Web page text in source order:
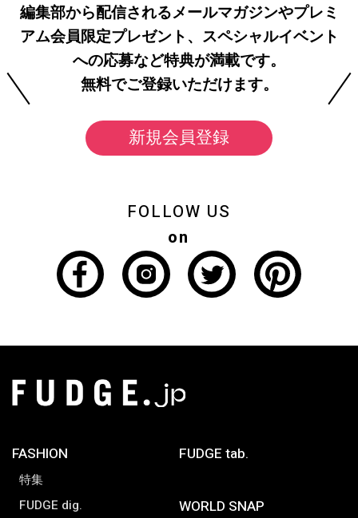
編集部から配信されるメールマガジンやプレミ
アム会員限定プレゼント、スペシャルイベント
への応募など特典が満載です。
無料でご登録いただけます。
新規会員登録
FOLLOW US
on
FASHION
特集
FUDGE dig.
FUDGE tab.
WORLD SNAP